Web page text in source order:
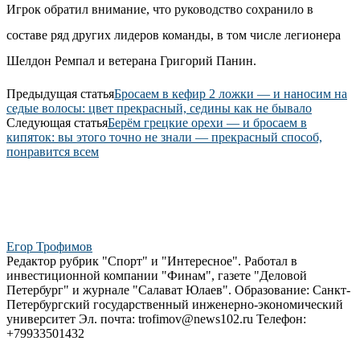
Игрок обратил внимание, что руководство сохранило в
составе ряд других лидеров команды, в том числе легионера
Шелдон Ремпал и ветерана Григорий Панин.
Предыдущая статьяБросаем в кефир 2 ложки — и наносим на
седые волосы: цвет прекрасный, седины как не бывало
Следующая статьяБерём грецкие орехи — и бросаем в
кипяток: вы этого точно не знали — прекрасный способ,
понравится всем
Егор Трофимов
Редактор рубрик "Спорт" и "Интересное". Работал в
инвестиционной компании "Финам", газете "Деловой
Петербург" и журнале "Салават Юлаев". Образование: Санкт-
Петербургский государственный инженерно-экономический
университет Эл. почта: trofimov@news102.ru Телефон:
+79933501432